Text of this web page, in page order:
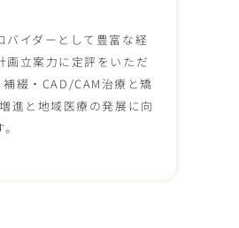
バイダーとして豊富な経
画立案力に定評をいただ
綴・CAD/CAM治療と矯
進と地域医療の発展に向